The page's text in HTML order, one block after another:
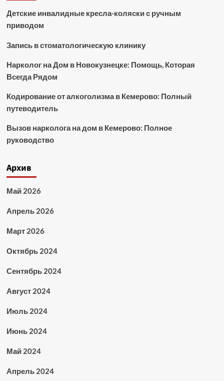
Детские инвалидные кресла-коляски с ручным
приводом
Запись в стоматологическую клинику
Нарколог на Дом в Новокузнецке: Помощь, Которая
Всегда Рядом
Кодирование от алкоголизма в Кемерово: Полный
путеводитель
Вызов нарколога на дом в Кемерово: Полное
руководство
Архив
Май 2026
Апрель 2026
Март 2026
Октябрь 2024
Сентябрь 2024
Август 2024
Июль 2024
Июнь 2024
Май 2024
Апрель 2024